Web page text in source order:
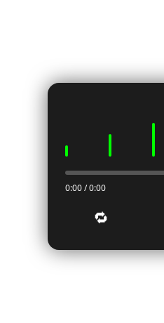
0:00 / 0:00
🔁